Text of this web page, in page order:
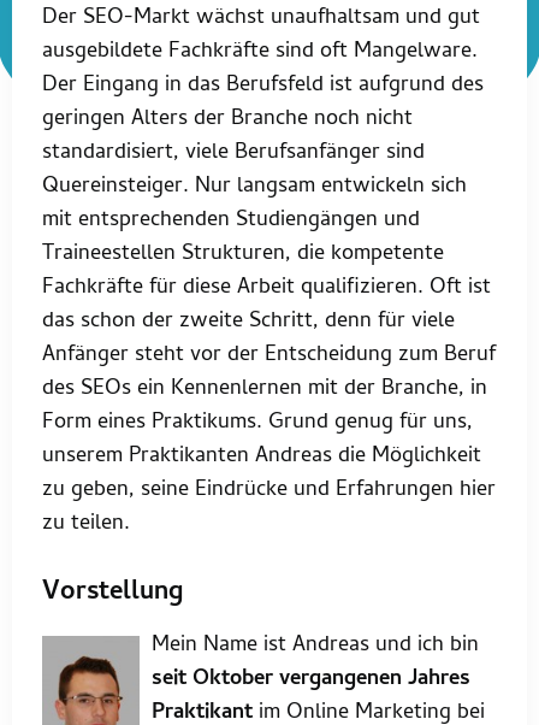
Der SEO-Markt wächst unaufhaltsam und gut
ausgebildete Fachkräfte sind oft Mangelware.
Der Eingang in das Berufsfeld ist aufgrund des
geringen Alters der Branche noch nicht
standardisiert, viele Berufsanfänger sind
Quereinsteiger. Nur langsam entwickeln sich
mit entsprechenden Studiengängen und
Traineestellen Strukturen, die kompetente
Fachkräfte für diese Arbeit qualifizieren. Oft ist
das schon der zweite Schritt, denn für viele
Anfänger steht vor der Entscheidung zum Beruf
des SEOs ein Kennenlernen mit der Branche, in
Form eines Praktikums. Grund genug für uns,
unserem Praktikanten Andreas die Möglichkeit
zu geben, seine Eindrücke und Erfahrungen hier
zu teilen.
Vorstellung
Mein Name ist Andreas und ich bin
seit Oktobervergangenen Jahres
Praktikant im Online Marketing bei